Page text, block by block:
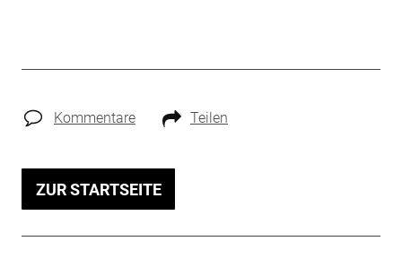
Kommentare Teilen
ZUR STARTSEITE